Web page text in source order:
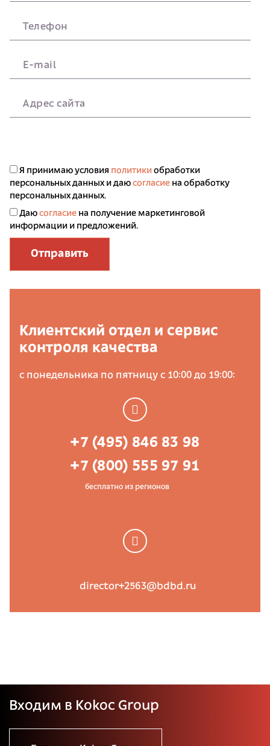
Телефон
E-mail
Адрес сайта
Я принимаю условия политики обработки
персональных данных и даю согласие на обработку
персональных данных.
Даю согласие на получение маркетинговой
информации и предложений.
Отправить
Клиентский отдел и сервис
контроля качества
с понедельника по пятницу с 10:00 до 19:00:
+7 (495) 846 83 98
+7 (800) 555 97 91
бесплатно из регионов
director+2563@bdbd.ru
Входим в Kokoc Group